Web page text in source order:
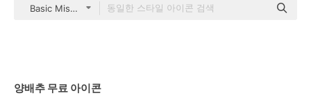
Basic Miscellany Flat
양배추 무료 아이콘